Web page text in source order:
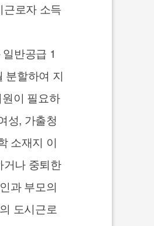
로자 소득
반공급 1
분할하여 지
이 필요하
성, 가출청
소재지 이
거나 중퇴한
과 부모의
도시근로